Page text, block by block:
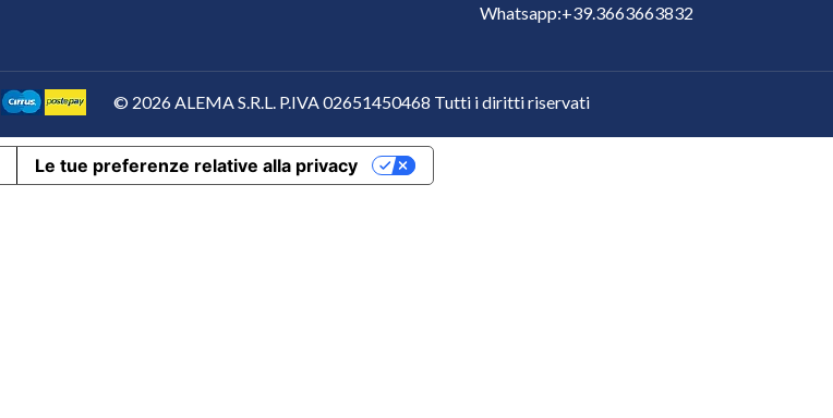
Whatsapp:+39.3663663832
© 2026 ALEMA S.R.L. P.IVA 02651450468 Tutti i diritti riservati
Le tue preferenze relative alla privacy